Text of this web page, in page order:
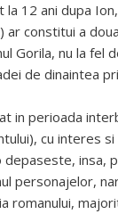
la 12 ani dupa
ar constitui a
Gorila, nu la fel
de dinaintea
in perioada
cu interes
depaseste, insa,
personajelor,
romanului,